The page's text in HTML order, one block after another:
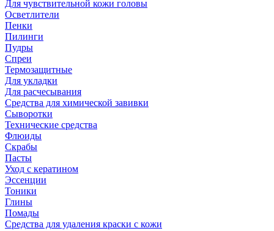
Для чувствительной кожи головы
Осветлители
Пенки
Пилинги
Пудры
Спреи
Термозащитные
Для укладки
Для расчесывания
Средства для химической завивки
Сыворотки
Технические средства
Флюиды
Скрабы
Пасты
Уход с кератином
Эссенции
Тоники
Глины
Помады
Средства для удаления краски с кожи